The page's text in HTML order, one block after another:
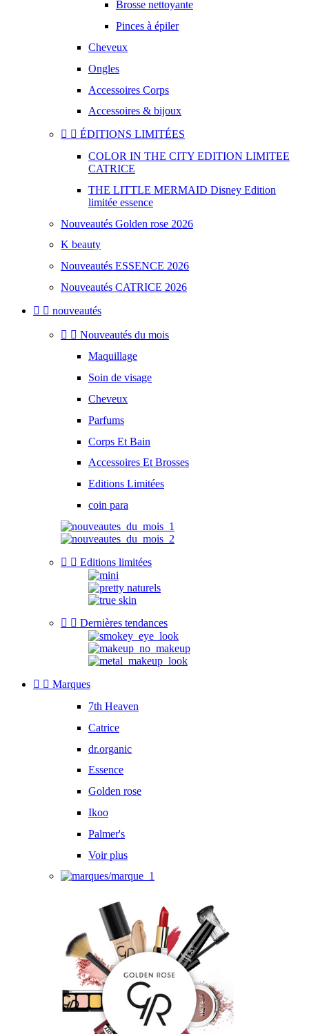
Brosse nettoyante
Pinces à épiler
Cheveux
Ongles
Accessoires Corps
Accessoires & bijoux
  ÉDITIONS LIMITÉES
COLOR IN THE CITY EDITION LIMITEE
CATRICE
THE LITTLE MERMAID Disney Edition
limitée essence
Nouveautés Golden rose 2026
K beauty
Nouveautés ESSENCE 2026
Nouveautés CATRICE 2026
  nouveautés
  Nouveautés du mois
Maquillage
Soin de visage
Cheveux
Parfums
Corps Et Bain
Accessoires Et Brosses
Editions Limitées
coin para
  Editions limitées
  Dernières tendances
  Marques
7th Heaven
Catrice
dr.organic
Essence
Golden rose
Ikoo
Palmer's
Voir plus